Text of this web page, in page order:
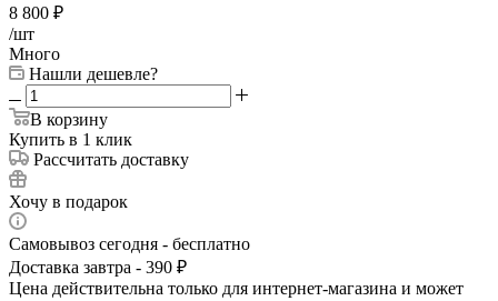
8 800 ₽
/шт
Много
Нашли дешевле?
В корзину
Купить в 1 клик
Рассчитать доставку
Хочу в подарок
Самовывоз сегодня - бесплатно
Доставка завтра - 390 ₽
Цена действительна только для интернет-магазина и может